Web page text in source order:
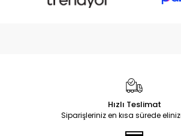
Hızlı Teslimat
Siparişleriniz en kısa sürede